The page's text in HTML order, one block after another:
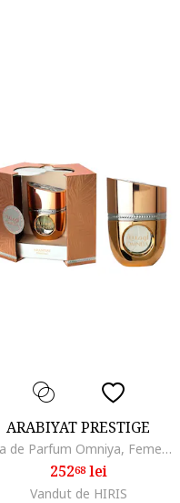
ARABIYAT PRESTIGE
Apa de Parfum Omniya, Femei, 100 ml
25268lei
Vandut de HIRIS